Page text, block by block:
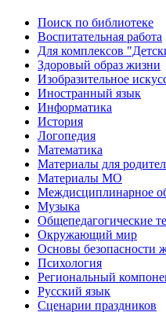
Поиск по библиотеке
Воспитательная работа
Для комплексов
Здоровый образ жизни
Изобразительное
Иностранный язык
Информатика
История
Логопедия
Математика
Материалы для
Материалы МО
Междисциплинарное
Музыка
Общепедагогические
Окружающий мир
Основы безопасности
Психология
Региональный
Русский язык
Сценарии праздников